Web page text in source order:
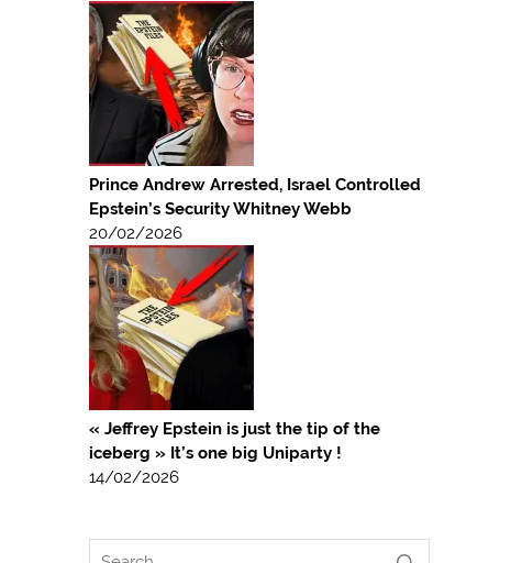
Prince Andrew Arrested, Israel Controlled
Epstein’s Security Whitney Webb
20/02/2026
« Jeffrey Epstein is just the tip of the
iceberg » It’s one big Uniparty !
14/02/2026